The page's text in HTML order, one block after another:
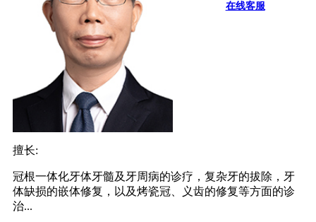
在线客服
擅长:
冠根一体化牙体牙髓及牙周病的诊疗，复杂牙的拔除，牙
体缺损的嵌体修复，以及烤瓷冠、义齿的修复等方面的诊
治...